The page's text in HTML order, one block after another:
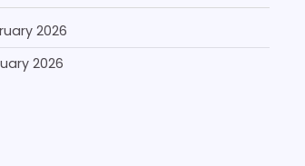
2026
2026